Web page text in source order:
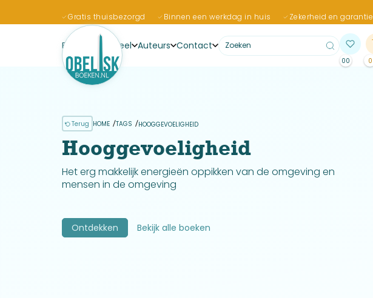
Gratis thuisbezorgd Binnen een werkdag in huis Zekerheid en garantie
Boeken Actueel Auteurs Contact
00 0
Terug HOME TAGS HOOGGEVOELIGHEID
Hooggevoeligheid
Het erg makkelijk energieën oppikken van de omgeving en
mensen in de omgeving
Ontdekken Bekijk alle boeken